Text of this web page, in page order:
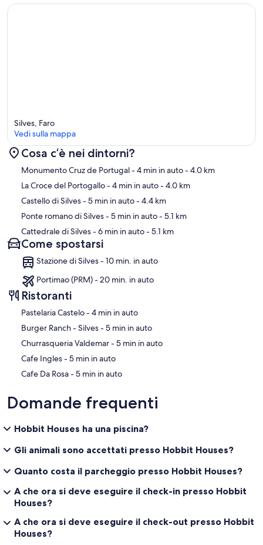
Mappa
Silves, Faro
Vedi sulla mappa
Cosa c’è nei dintorni?
Monumento Cruz de Portugal- 4 min in auto- 4.0 km
La Croce del Portogallo- 4 min in auto- 4.0 km
Castello di Silves- 5 min in auto- 4.4 km
Ponte romano di Silves- 5 min in auto- 5.1 km
Cattedrale di Silves- 6 min in auto- 5.1 km
Come spostarsi
Stazione di Silves - 10 min. in auto
Portimao (PRM) - 20 min. in auto
Ristoranti
‪Pastelaria Castelo - ‬4 min in auto
‪Burger Ranch - Silves - ‬5 min in auto
‪Churrasqueria Valdemar - ‬5 min in auto
‪Cafe Ingles - ‬5 min in auto
‪Cafe Da Rosa - ‬5 min in auto
Domande frequenti
Hobbit Houses ha una piscina?
Gli animali sono accettati presso Hobbit Houses?
Quanto costa il parcheggio presso Hobbit Houses?
A che ora si deve eseguire il check-in presso Hobbit
Houses?
A che ora si deve eseguire il check-out presso Hobbit
Houses?